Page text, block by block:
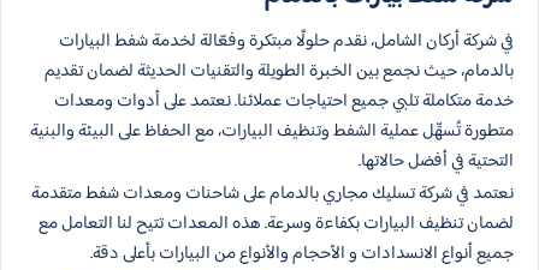
في شركة أركان الشامل، نقدم حلولًا مبتكرة وفعّالة لخدمة شفط البيارات
بالدمام، حيث نجمع بين الخبرة الطويلة والتقنيات الحديثة لضمان تقديم
خدمة متكاملة تلبي جميع احتياجات عملائنا. نعتمد على أدوات ومعدات
متطورة تُسهِّل عملية الشفط وتنظيف البيارات، مع الحفاظ على البيئة والبنية
التحتية في أفضل حالاتها.
نعتمد في شركة تسليك مجاري بالدمام على شاحنات ومعدات شفط متقدمة
لضمان تنظيف البيارات بكفاءة وسرعة. هذه المعدات تتيح لنا التعامل مع
جميع أنواع الانسدادات و الأحجام والأنواع من البيارات بأعلى دقة.